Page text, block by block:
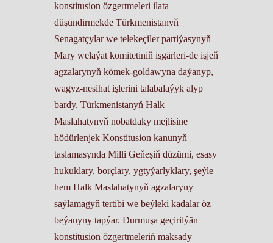
konstitusion özgertmeleri ilata
düşündirmekde Türkmenistanyň
Senagatçylar we telekeçiler partiýasynyň
Mary welaýat komitetiniň işgärleri-de işjeň
agzalarynyň kömek-goldawyna daýanyp,
wagyz-nesihat işlerini talabalaýyk alyp
bardy. Türkmenistanyň Halk
Maslahatynyň nobatdaky mejlisine
hödürlenjek Konstitusion kanunyň
taslamasynda Milli Ge­ňeşiň düzümi, esasy
hukuklary, borçlary, ygtyýarlyklary, şeýle
hem Halk Maslahatynyň agzalaryny
saýlamagyň tertibi we beýleki kadalar öz
beýanyny tapýar. Durmuşa geçirilýän
konstitusion özgertmeleriň maksady